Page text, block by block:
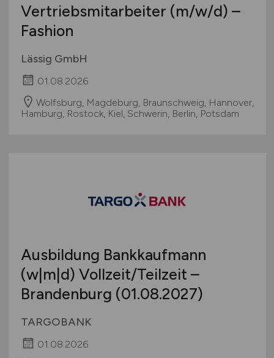
Vertriebsmitarbeiter (m/w/d) –
Fashion
Lässig GmbH
01.08.2026
Wolfsburg, Magdeburg, Braunschweig, Hannover,
Hamburg, Rostock, Kiel, Schwerin, Berlin, Potsdam
Ausbildung Bankkaufmann
(w|m|d) Vollzeit/Teilzeit –
Brandenburg (01.08.2027)
TARGOBANK
01.08.2026